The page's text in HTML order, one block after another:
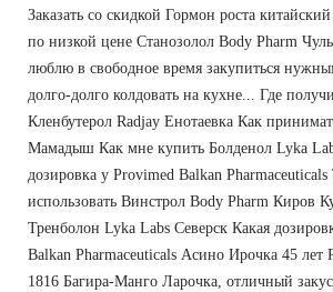
Заказать со скидкой Гормон роста
по низкой цене Станозолол Body Pharm
люблю в свободное время закупиться
долго-долго колдовать на кухне... Где
Кленбутерол Radjay Енотаевка Как
Мамадыш Как мне купить Болденол Lyka
дозировка у Provimed Balkan
использовать Винстрол Body Pharm Киров
Тренболон Lyka Labs Северск Какая
Balkan Pharmaceuticals Асино Ирочка 45 лет
1816 Багира-Манго Ларочка, отличный